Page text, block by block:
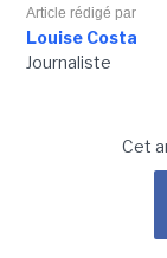
Article rédigé par
Louise Costa
Journaliste
Cet